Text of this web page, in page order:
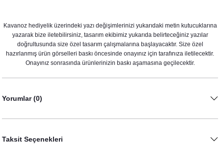
Pembe Çiçekler Gold Konsept Fotoğraf Çerçevesi
1.600,00 TL
Kavanoz hediyelik üzerindeki yazı değişimlerinizi yukarıdaki metin kutucuklarına
yazarak bize iletebilirsiniz, tasarım ekibimiz yukarıda belirteceğiniz yazılar
doğrultusunda size özel tasarım çalışmalarına başlayacaktır. Size özel
hazırlanmış ürün görselleri baskı öncesinde onayınız için tarafınıza iletilecektir.
Onayınız sonrasında ürünlerinizin baskı aşamasına geçilecektir.
Yorumlar (0)
Taksit Seçenekleri